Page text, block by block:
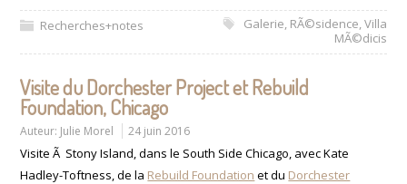
Recherches+notes Galerie RÃ©sidence Villa
MÃ©dicis
Visite du Dorchester Project et Rebuild
Foundation, Chicago
Auteur: Julie Morel 24 juin 2016
Visite Ã Stony Island, dans le South Side Chicago, avec Kate
Hadley-Toftness , de la Rebuild Foundation et du Dorchester